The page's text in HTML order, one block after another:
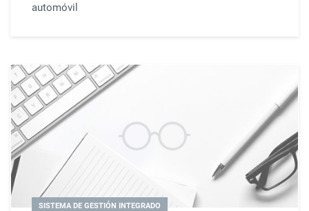
automóvil
SISTEMA DE GESTIÓN INTEGRADO